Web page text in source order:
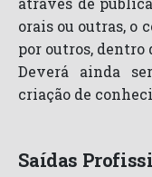
orais ou outras, o
por outros, dentro
Deverá ainda
criação de
Saídas